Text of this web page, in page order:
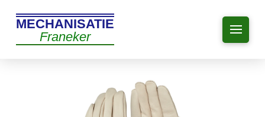
MECHANISATIE
Franeker